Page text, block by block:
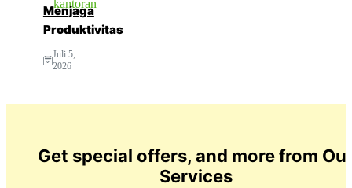
Menjaga
Produktivitas
Juli 5,
2026
Get special offers, and more from
Services